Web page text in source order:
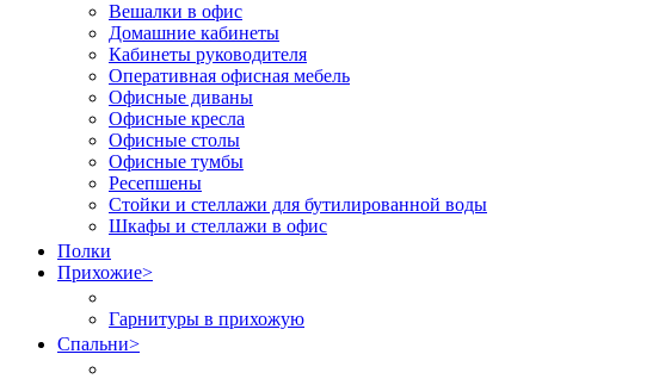
Вешалки в офис
Домашние кабинеты
Кабинеты руководителя
Оперативная офисная мебель
Офисные диваны
Офисные кресла
Офисные столы
Офисные тумбы
Ресепшены
Стойки и стеллажи для бутилированной воды
Шкафы и стеллажи в офис
Полки
Прихожие>
Гарнитуры в прихожую
Спальни>